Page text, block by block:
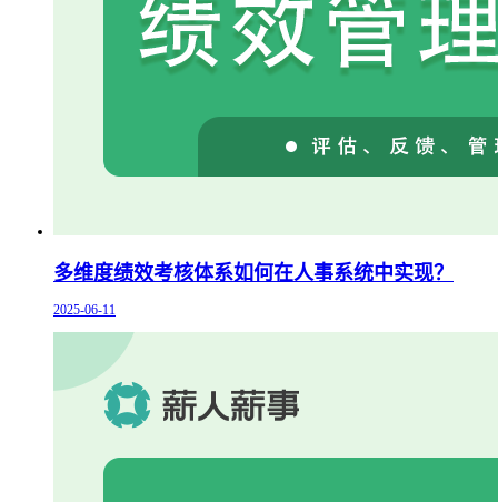
多维度绩效考核体系如何在人事系统中实现？
2025-06-11